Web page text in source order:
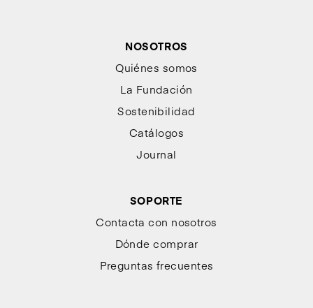
NOSOTROS
Quiénes somos
La Fundación
Sostenibilidad
Catálogos
Journal
SOPORTE
Contacta con nosotros
Dónde comprar
Preguntas frecuentes